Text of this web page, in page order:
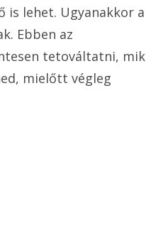
is lehet. Ugyanakkor a
Ebben az
tetováltatni, mik
mielőtt végleg